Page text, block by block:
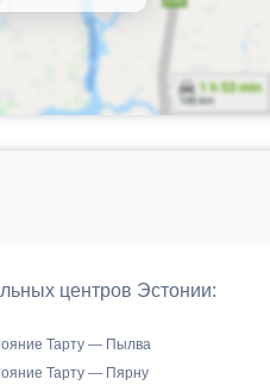
центров Эстонии:
Тарту — Пылва
Тарту — Пярну